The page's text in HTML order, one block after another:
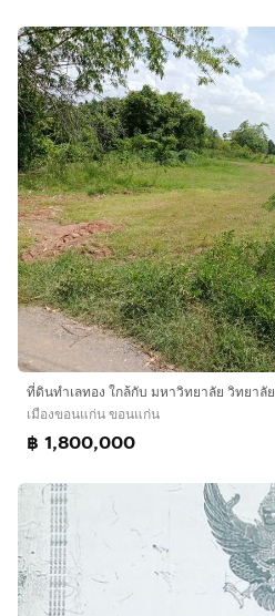
ที่ดินทำเลทอง ใกล้กับ มหาวิทยาลัย วิทยาลัย
เมืองขอนแก่น ขอนแก่น
฿ 1,800,000